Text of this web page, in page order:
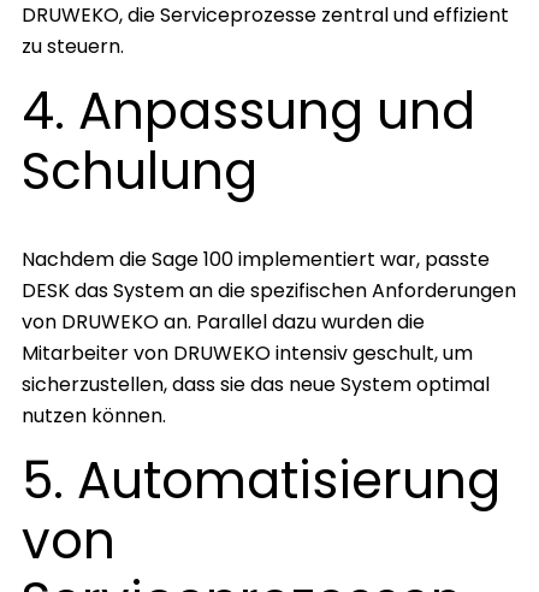
DRUWEKO, die Serviceprozesse zentral und effizient
zu steuern.
4. Anpassung und
Schulung
Nachdem die Sage 100 implementiert war, passte
DESK das System an die spezifischen Anforderungen
von DRUWEKO an. Parallel dazu wurden die
Mitarbeiter von DRUWEKO intensiv geschult, um
sicherzustellen, dass sie das neue System optimal
nutzen können.
5. Automatisierung
von